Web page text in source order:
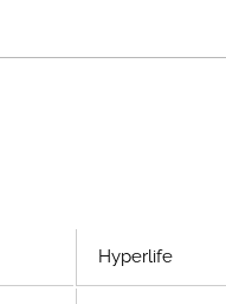
Hyperlife